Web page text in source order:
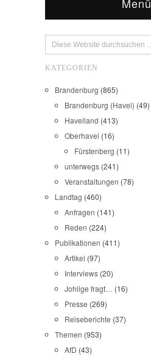
KATEGORIEN
Brandenburg (865)
Brandenburg (Havel) (49)
Havelland (413)
Oberhavel (16)
Fürstenberg (11)
unterwegs (241)
Veranstaltungen (78)
Landtag (460)
Anfragen (141)
Reden (224)
Publikationen (411)
Artikel (97)
Interviews (20)
Johlige fragt… (16)
Presse (269)
Reiseberichte (37)
Themen (953)
AfD (43)